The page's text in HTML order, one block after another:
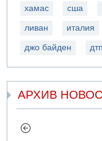
хамас сша
ливан италия
джо байден
АРХИВ